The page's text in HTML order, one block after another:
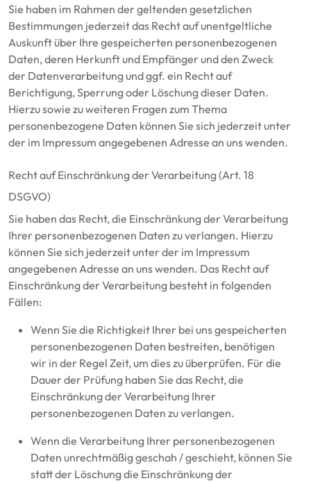
Sie haben im Rahmen der geltenden gesetzlichen
Bestimmungen jederzeit das Recht auf unentgeltliche
Auskunft über Ihre gespeicherten personenbezogenen
Daten, deren Herkunft und Empfänger und den Zweck
der Datenverarbeitung und ggf. ein Recht auf
Berichtigung, Sperrung oder Löschung dieser Daten.
Hierzu sowie zu weiteren Fragen zum Thema
personenbezogene Daten können Sie sich jederzeit unter
der im Impressum angegebenen Adresse an uns wenden.
Recht auf Einschränkung der Verarbeitung(Art. 18
DSGVO)
Sie haben das Recht, die Einschränkung der Verarbeitung
Ihrer personenbezogenen Daten zu verlangen. Hierzu
können Sie sich jederzeit unter der im Impressum
angegebenen Adresse an uns wenden. Das Recht auf
Einschränkung der Verarbeitung besteht in folgenden
Fällen:
Wenn Sie die Richtigkeit Ihrer bei uns gespeicherten
personenbezogenen Daten bestreiten, benötigen
wir in der Regel Zeit, um dies zu überprüfen. Für die
Dauer der Prüfung haben Sie das Recht, die
Einschränkung der Verarbeitung Ihrer
personenbezogenen Daten zu verlangen.
Wenn die Verarbeitung Ihrer personenbezogenen
Daten unrechtmäßig geschah / geschieht, können Sie
statt der Löschung die Einschränkung der